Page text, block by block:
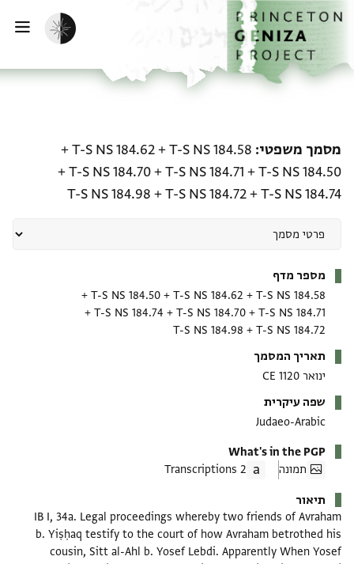
לתוכןהבית
הפעלת מצב כהה
מסמך משפטי T-S NS 184.58
+
T-S NS 184.62
+
T-S NS 184.50
+
T-S NS 184.71
+
T-S NS 184.70
+
T-S NS 184.74
+
T-S NS 184.72
+
T-S NS 184.98
מספר מדף
T-S NS 184.58
+
T-S NS 184.62
+
T-S NS 184.50
+
T-S NS 184.71
+
T-S NS 184.70
+
T-S NS 184.74
+
T-S NS 184.72
+
T-S NS 184.98
תאריך המסמך
ינואר 1120 CE
שפה עיקרית
Judaeo-Arabic
What's in the PGP
תמונה
2 Transcriptions
תיאור
IB I, 34a. Legal proceedings whereby two friends of Avraham
b. Yiṣḥaq testify to the court of how Avraham betrothed his
cousin, Sitt al-Ahl b. Yosef Lebdi. Apparently When Yosef